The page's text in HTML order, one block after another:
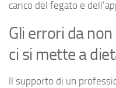
carico del fegato e
Gli errori da
ci si mette a
Il supporto di un